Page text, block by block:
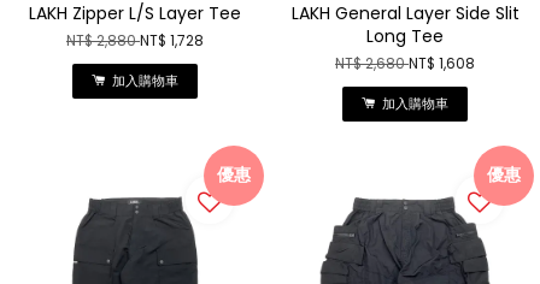
LAKH Zipper L/S Layer Tee
NT$ 2,880NT$ 1,728
加入購物車
LAKH General Layer Side Slit
Long Tee
NT$ 2,680NT$ 1,608
加入購物車
優惠 優惠